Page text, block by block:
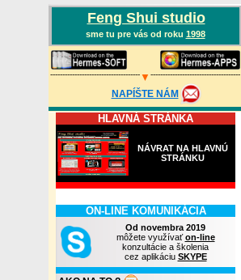
Feng Shui studio
sme tu pre vás od roku 1998
-------------------------------------▼ -------------------------------------
NAPÍŠTE NÁM
HLAVNÁ STRÁNKA
NÁVRAT NA HLAVNÚ
STRÁNKU
ON-LINE KOMUNIKÁCIA
Od novembra 2019
môžete využívaťon-line
konzultácie a školenia
cez aplikáciu SKYPE